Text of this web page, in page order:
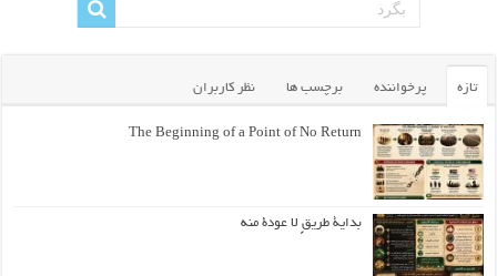
تازه پرخواننده برچسب ها نظر کاربران
The Beginning of a Point of No Return
بداية طريقٍ لا عودة منه